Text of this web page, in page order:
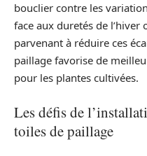
bouclier contre les
face aux duretés de l’hiver
parvenant à réduire ces
paillage favorise de
pour les plantes cultivées.
Les défis de
toiles de paillage